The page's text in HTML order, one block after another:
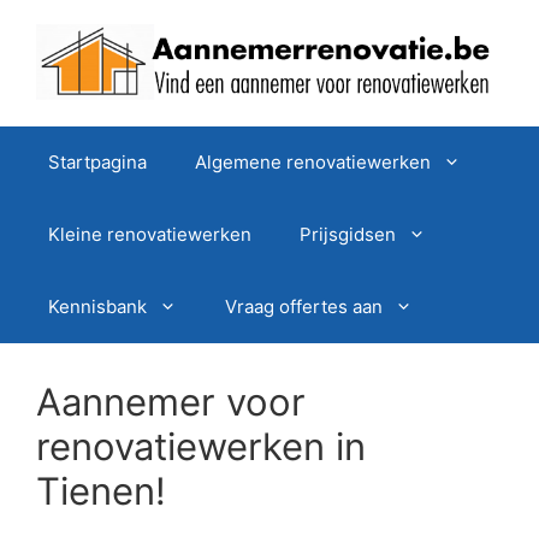
Startpagina Algemene renovatiewerken
Kleine renovatiewerken Prijsgidsen
Kennisbank Vraag offertes aan
Aannemer voor
renovatiewerken in
Tienen!